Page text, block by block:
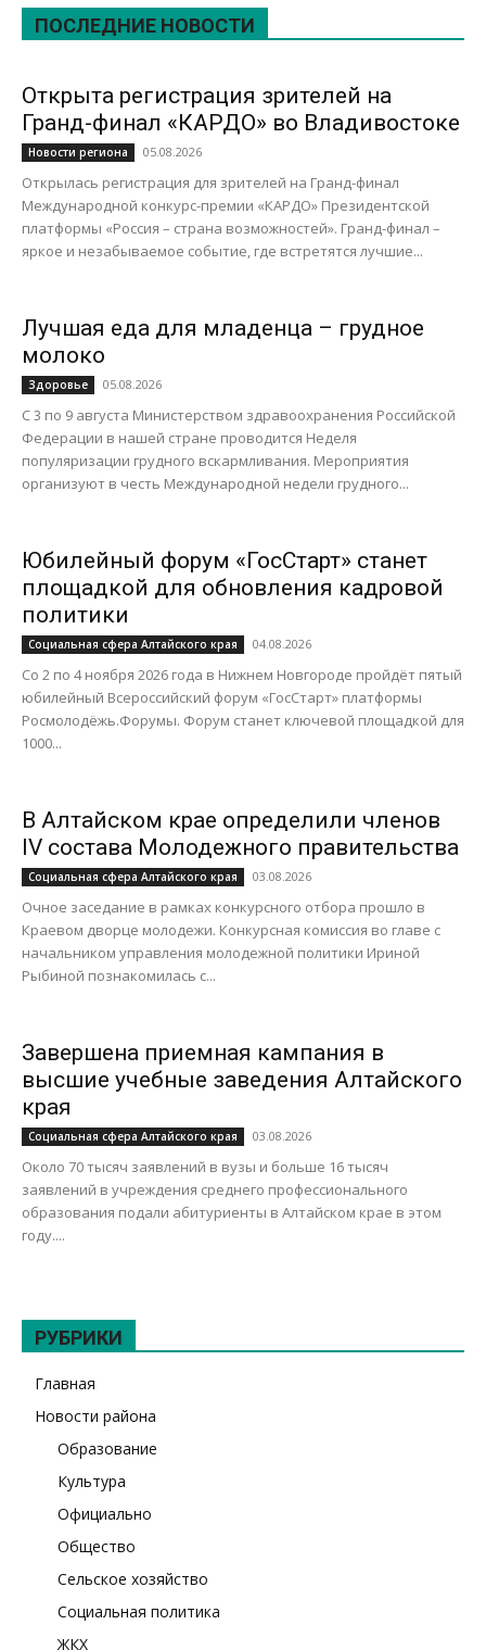
ПОСЛЕДНИЕ НОВОСТИ
Открыта регистрация зрителей на
Гранд-финал «КАРДО» во Владивостоке
Новости региона 05.08.2026
Открылась регистрация для зрителей на Гранд-финал
Международной конкурс-премии «КАРДО» Президентской
платформы «Россия – страна возможностей». Гранд-финал –
яркое и незабываемое событие, где встретятся лучшие...
Лучшая еда для младенца – грудное
молоко
Здоровье 05.08.2026
С 3 по 9 августа Министерством здравоохранения Российской
Федерации в нашей стране проводится Неделя
популяризации грудного вскармливания. Мероприятия
организуют в честь Международной недели грудного...
Юбилейный форум «ГосСтарт» станет
площадкой для обновления кадровой
политики
Социальная сфера Алтайского края 04.08.2026
Со 2 по 4 ноября 2026 года в Нижнем Новгороде пройдёт пятый
юбилейный Всероссийский форум «ГосСтарт» платформы
Росмолодёжь.Форумы. Форум станет ключевой площадкой для
1000...
В Алтайском крае определили членов
IV состава Молодежного правительства
Социальная сфера Алтайского края 03.08.2026
Очное заседание в рамках конкурсного отбора прошло в
Краевом дворце молодежи. Конкурсная комиссия во главе с
начальником управления молодежной политики Ириной
Рыбиной познакомилась с...
Завершена приемная кампания в
высшие учебные заведения Алтайского
края
Социальная сфера Алтайского края 03.08.2026
Около 70 тысяч заявлений в вузы и больше 16 тысяч
заявлений в учреждения среднего профессионального
образования подали абитуриенты в Алтайском крае в этом
году....
РУБРИКИ
Главная
Новости района
Образование
Культура
Официально
Общество
Сельское хозяйство
Социальная политика
ЖКХ